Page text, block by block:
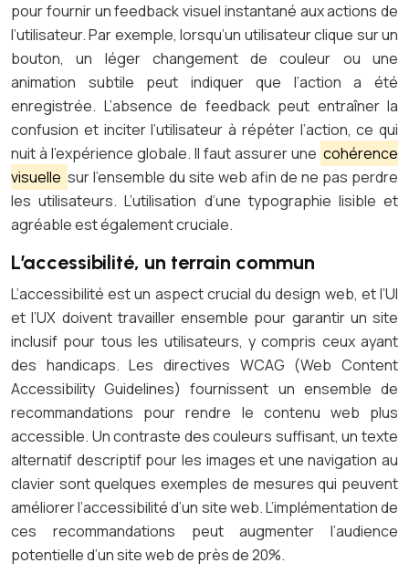
pour fournir un feedback visuel instantané aux actions de
l’utilisateur. Par exemple, lorsqu’un utilisateur clique sur un
bouton, un léger changement de couleur ou une
animation subtile peut indiquer que l’action a été
enregistrée. L’absence de feedback peut entraîner la
confusion et inciter l’utilisateur à répéter l’action, ce qui
nuit à l’expérience globale. Il faut assurer une cohérence
visuelle sur l’ensemble du site web afin de ne pas perdre
les utilisateurs. L’utilisation d’une typographie lisible et
agréable est également cruciale.
L’accessibilité, un terrain commun
L’accessibilité est un aspect crucial du design web, et l’UI
et l’UX doivent travailler ensemble pour garantir un site
inclusif pour tous les utilisateurs, y compris ceux ayant
des handicaps. Les directives WCAG (Web Content
Accessibility Guidelines) fournissent un ensemble de
recommandations pour rendre le contenu web plus
accessible. Un contraste des couleurs suffisant, un texte
alternatif descriptif pour les images et une navigation au
clavier sont quelques exemples de mesures qui peuvent
améliorer l’accessibilité d’un site web. L’implémentation de
ces recommandations peut augmenter l’audience
potentielle d’un site web de près de 20%.